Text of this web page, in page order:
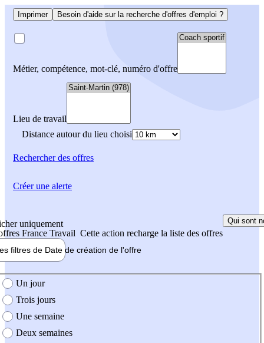
Imprimer Besoin d'aide sur la recherche d'offres d'emploi ?
Métier, compétence, mot-clé, numéro d'offre
Lieu de travail
Distance autour du lieu choisi
Rechercherdes offres
uniquement
France Travail Cette action recharge la liste des offres
Qui sont
filtres de Date de création de l'offre
création de l'offre
Un jour
Trois jours
Une semaine
Deux semaines
Créer une alerte